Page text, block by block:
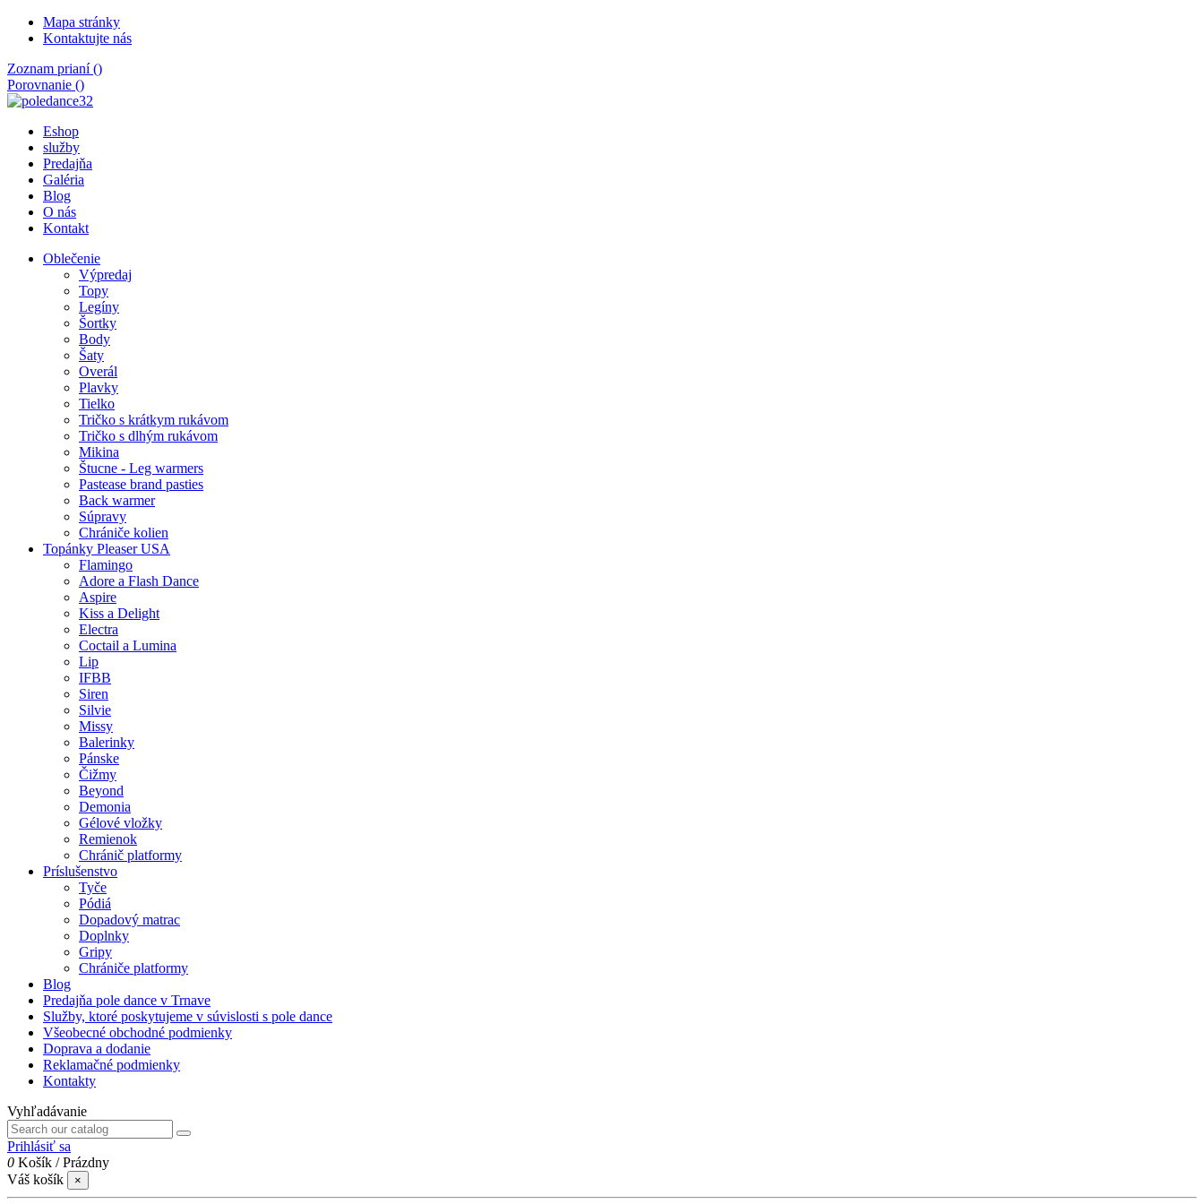
Mapa stránky
Kontaktujte nás
Zoznam prianí ()
Porovnanie ()
Eshop
služby
Predajňa
Galéria
Blog
O nás
Kontakt
Oblečenie
Výpredaj
Topy
Legíny
Šortky
Body
Šaty
Overál
Plavky
Tielko
Tričko s krátkym rukávom
Tričko s dlhým rukávom
Mikina
Štucne - Leg warmers
Pastease brand pasties
Back warmer
Súpravy
Chrániče kolien
Topánky Pleaser USA
Flamingo
Adore a Flash Dance
Aspire
Kiss a Delight
Electra
Coctail a Lumina
Lip
IFBB
Siren
Silvie
Missy
Balerinky
Pánske
Čižmy
Beyond
Demonia
Gélové vložky
Remienok
Chránič platformy
Príslušenstvo
Tyče
Pódiá
Dopadový matrac
Doplnky
Gripy
Chrániče platformy
Blog
Predajňa pole dance v Trnave
Služby, ktoré poskytujeme v súvislosti s pole dance
Všeobecné obchodné podmienky
Doprava a dodanie
Reklamačné podmienky
Kontakty
Vyhľadávanie
Prihlásiť sa
0 Košík /Prázdny
Váš košík
×